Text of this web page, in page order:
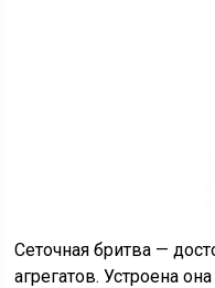
Сеточная бритва —
агрегатов. Устроена